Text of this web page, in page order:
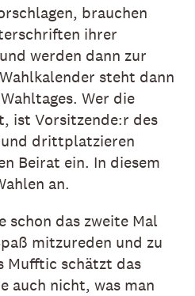
brauchen
ihrer
werden dann zur
steht dann
Wer die
ist Vorsitzende:r des
und drittplatzieren
Beirat ein. In diesem
an.
schon das zweite Mal
mitzureden und zu
Mufftic schätzt das
auch nicht, was man